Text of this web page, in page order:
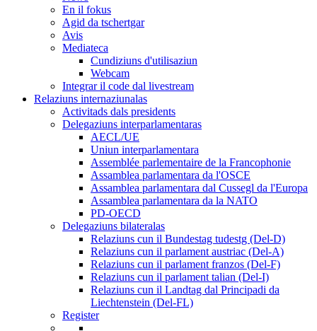
En il fokus
Agid da tschertgar
Avis
Mediateca
Cundiziuns d'utilisaziun
Webcam
Integrar il code dal livestream
Relaziuns internaziunalas
Activitads dals presidents
Delegaziuns interparlamentaras
AECL/UE
Uniun interparlamentara
Assemblée parlementaire de la Francophonie
Assamblea parlamentara da l'OSCE
Assamblea parlamentara dal Cussegl da l'Europa
Assamblea parlamentara da la NATO
PD-OECD
Delegaziuns bilateralas
Relaziuns cun il Bundestag tudestg (Del-D)
Relaziuns cun il parlament austriac (Del-A)
Relaziuns cun il parlament franzos (Del-F)
Relaziuns cun il parlament talian (Del-I)
Relaziuns cun il Landtag dal Principadi da
Liechtenstein (Del-FL)
Register